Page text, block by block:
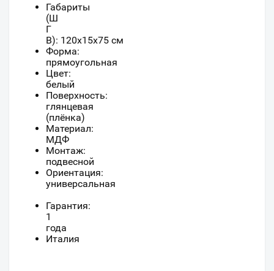
Габариты
(Ш
Г
В): 120x15x75 см
Форма:
прямоугольная
Цвет:
белый
Поверхность:
глянцевая
(плёнка)
Материал:
МДФ
Монтаж:
подвесной
Ориентация:
универсальная
Гарантия:
1
года
Италия